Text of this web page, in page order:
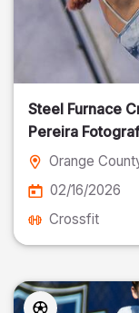
Steel Furnace
Pereira
Orange
02/16/2026
Crossfit